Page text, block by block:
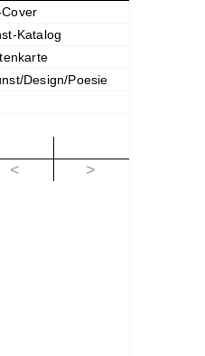
Katalog
Design/Poesie
<
>